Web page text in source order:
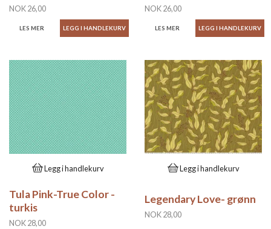
NOK 26,00
LES MER
NOK 26,00
LES MER
Legg i handlekurv
Tula Pink-True Color -
turkis
NOK 28,00
Legg i handlekurv
Legendary Love- grønn
NOK 28,00